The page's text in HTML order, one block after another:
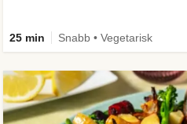
25 min Snabb • Vegetarisk